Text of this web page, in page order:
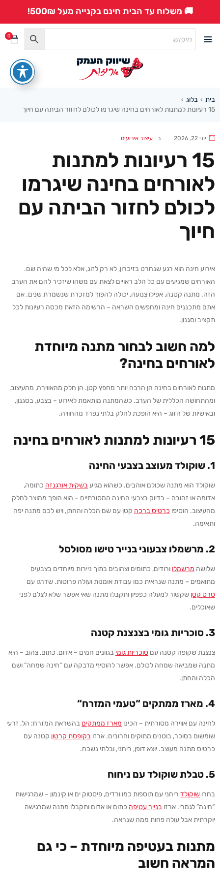
🚚 משלוח עד הבית חינם בקנייה מעל 500₪!
0
בית › בלוג ›
15 רעיונות למתנות לאורחים בחינה שיגרמו לכולם לחזור הביתה עם חיוך
יוני 22, 2026 ב עיצוב אירועים
15 רעיונות למתנות
לאורחים בחינה שיגרמו
לכולם לחזור הביתה עם
חיוך
אירוע חינה הוא רגע שנחרט בזיכרון, לא רק לזוג, אלא לכל מי שהיה שם.
האורחים שמגיעים עם כל הלב ראויים לצאת עם משהו שיזכיר להם את הערב
הזה. מתנה קטנה, אפילו צנועה, יכולה להפוך למזכרת שנשמרת שנים. אם
אתם מתכננים חינה ומחפשים השראה – הרשימה הזאת מכסה רעיונות לכל
תקציב וסגנון.
למה חשוב לבחור מתנה מיוחדת
לאורחים בחינה?
מתנות לאורחים בחינה הן הרבה יותר מחפץ קטן. הן חלק מהאווירה, מהעיצוב,
ומהתחושה הכללית של הערב. כשהמתנה מותאמת לאירוע – בצבע, בסגנון,
ובאישיות של הזוג – היא הופכת לחלק בלתי נפרד מהחוויה.
15 רעיונות למתנות לאורחים בחינה
1. שוקולד מעוצב בצבעי החינה
שוקולד הוא מתנה שכולם אוהבים. כשהוא מגיע בשקיתאורגנזה כתומה,
אדומה או זהובה – בדיוק בצבעי החינה המסורתיים – הוא הופך ממוצר לחלק
מהעיצוב. הוסיפו כרטיס ברכה קטן עם שם הכלה והחתן, ויש לכם מתנה יפה
ותאימה.
2. מרשמלו צבעוני בנייר טישו מסולסל
שלושה מרשמלו ורודים, כתומים וצהובים בתוך ניירות מיוחדים בצבעים
מתואמים – מתנה שנראית כמו עבודת אומנות ועולה פרוטות. שדרגו עם
סרט קטן שקשור למעלה כפפיון ותקבלו מתנה שאי אפשר שלא לצלם לפני
שאוכלים.
3. סוכריות גומי בצנצנת קטנה
צנצנת שקופה קטנה עם סוכריותגומי בגוונים חמים – אדום, כתום, צהוב – היא
מתנה שמביאה שמחה לכולם. אפשר להוסיף מדבקה עם “חינה שמחה” ושם
הכלה והחתן.
4. מארז ממתקים “טעמי המזרח“
לחינה עם אווירה מסורתית – הכינו מארז ממתקים בהשראת המזרח: הל, זרעי
שומשום בסוכר, בוטנים מתוקים וחרובים. ארזו בקופסת קרטון קטנה עם
כרטיס מתנה מעוצב. יוצא דופן, ריחני, ובלתי נשכח.
5. טבלת שוקולד עם ניחוח
בחרו שוקולד ריחני עם תוספות כמו ורדים, פיסטוק ים או קינמון – שמרגישות
“חינה” לגמרי. ארזו בניירעטיפה כתום או אדום ותקבלו מתנה שמרגישה
יוקרתית אבל עולה פחות ממה שנראה.
מתנות בעטיפה מיוחדת – כי גם
המראה חשוב